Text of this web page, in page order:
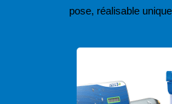
pose, réalisable